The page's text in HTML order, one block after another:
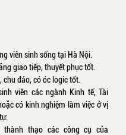
viên sinh sống tại Hà Nội.
giao tiếp, thuyết phục tốt.
chu đáo, có óc logic tốt.
viên các ngành Kinh tế, Tài
có kinh nghiệm làm việc ở vị
thành thạo các công cụ của